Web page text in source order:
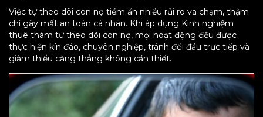
Việc tự theo dõi con nợ tiềm ẩn nhiều rủi ro va chạm, thậm
chí gây mất an toàn cá nhân. Khi áp dụng Kinh nghiệm
thuê thám tử theo dõi con nợ, mọi hoạt động đều được
thực hiện kín đáo, chuyên nghiệp, tránh đối đầu trực tiếp và
giảm thiểu căng thẳng không cần thiết.